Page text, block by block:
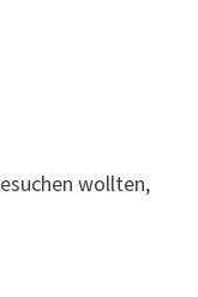
wollten,